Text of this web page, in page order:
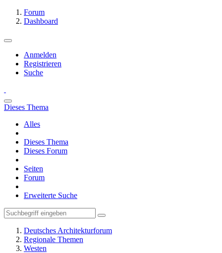
Forum
Dashboard
Anmelden
Registrieren
Suche
Dieses Thema
Alles
Dieses Thema
Dieses Forum
Seiten
Forum
Erweiterte Suche
Deutsches Architekturforum
Regionale Themen
Westen